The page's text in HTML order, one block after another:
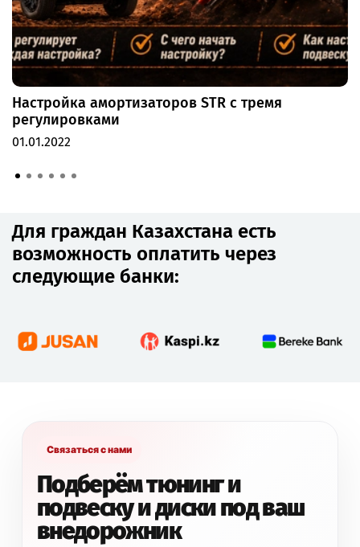
Настройка амортизаторов STR с тремя
регулировками
01.01.2022
Для граждан Казахстана есть
возможность оплатить через
следующие банки:
Связаться с нами
Подберём тюнинг и
подвеску и диски под ваш
внедорожник